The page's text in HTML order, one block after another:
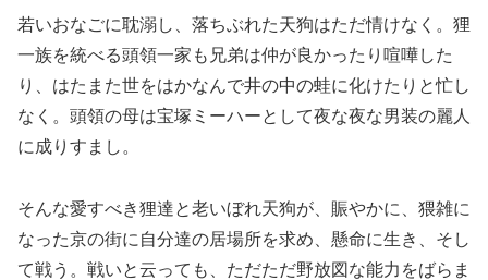
若いおなごに耽溺し、落ちぶれた天狗はただ情けなく。狸
一族を統べる頭領一家も兄弟は仲が良かったり喧嘩した
り、はたまた世をはかなんで井の中の蛙に化けたりと忙し
なく。頭領の母は宝塚ミーハーとして夜な夜な男装の麗人
に成りすまし。
そんな愛すべき狸達と老いぼれ天狗が、賑やかに、猥雑に
なった京の街に自分達の居場所を求め、懸命に生き、そし
て戦う。戦いと云っても、ただただ野放図な能力をばらま